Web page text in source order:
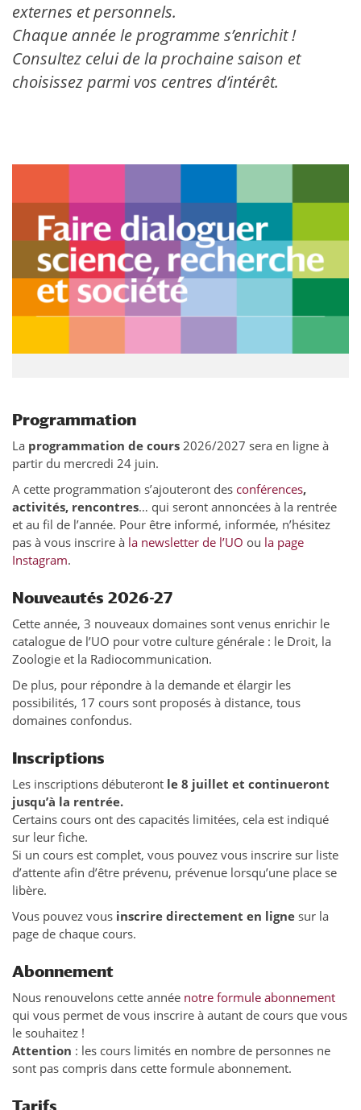
externes et personnels.
Chaque année le programme s’enrichit !
Consultez celui de la prochaine saison et
choisissez parmi vos centres d’intérêt.
Programmation
La programmation de cours 2026/2027 sera en ligne à
partir du mercredi 24 juin.
A cette programmation s’ajouteront des conférences,
activités, rencontres… qui seront annoncées à la rentrée
et au fil de l’année. Pour être informé, informée, n’hésitez
pas à vous inscrire à la newsletter de l’UO ou la page
Instagram.
Nouveautés 2026-27
Cette année, 3 nouveaux domaines sont venus enrichir le
catalogue de l’UO pour votre culture générale : le Droit, la
Zoologie et la Radiocommunication.
De plus, pour répondre à la demande et élargir les
possibilités, 17 cours sont proposés à distance, tous
domaines confondus.
Inscriptions
Les inscriptions débuteront le 8 juillet et continueront
jusqu’à la rentrée.
Certains cours ont des capacités limitées, cela est indiqué
sur leur fiche.
Si un cours est complet, vous pouvez vous inscrire sur liste
d’attente afin d’être prévenu, prévenue lorsqu’une place se
libère.
Vous pouvez vous inscrire directement en ligne sur la
page de chaque cours.
Abonnement
Nous renouvelons cette année notre formule abonnement
qui vous permet de vous inscrire à autant de cours que vous
le souhaitez !
Attention : les cours limités en nombre de personnes ne
sont pas compris dans cette formule abonnement.
Tarifs